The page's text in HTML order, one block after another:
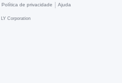
Política de privacidade Ajuda
LY Corporation